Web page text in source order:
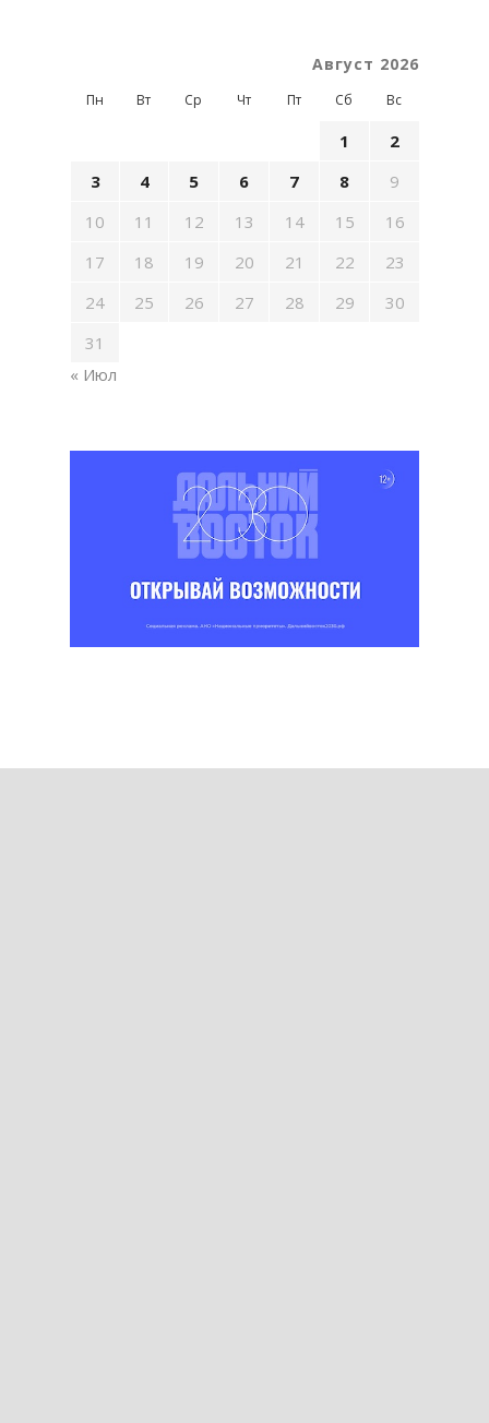
Август 2026
Пн Вт Ср Чт Пт Сб Вс
1
2
3
4 5 6 7 8
9
10
11 12 13 14 15
16
17
18 19 20 21 22
23
24
25 26 27 28 29
30
31
« Июл